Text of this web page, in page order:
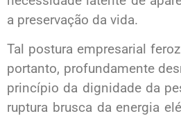
a preservação da vida.
Tal postura empresarial
portanto, profundamente
princípio da dignidade da
ruptura brusca da energia